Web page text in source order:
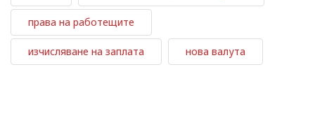
права на работещите
изчисляване на заплата нова валута